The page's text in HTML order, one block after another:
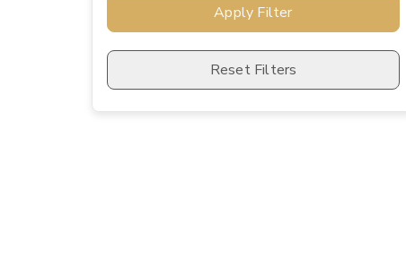
Apply Filter
Reset Filters